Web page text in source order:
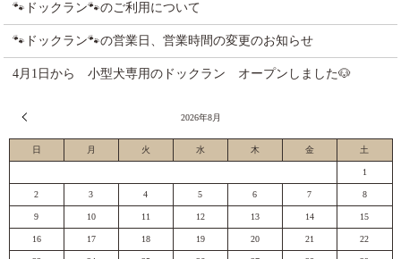
🐾ドックラン🐾のご利用について
🐾ドックラン🐾の営業日、営業時間の変更のお知らせ
4月1日から 小型犬専用のドックラン オープンしました🐶
2026年8月
日 月 火 水 木 金 土
1
2 3 4 5 6 7 8
9 10 11 12 13 14 15
16 17 18 19 20 21 22